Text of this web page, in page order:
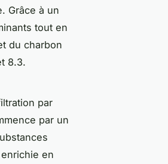
Grâce à un
tout en
du charbon
8.3.
par
par un
en